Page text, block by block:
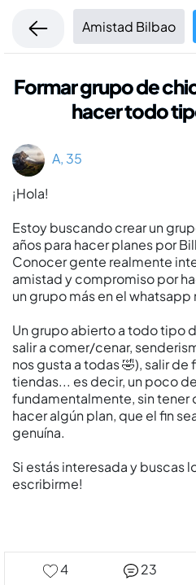
Amistad Bilbao
Formar grupo de
hacer todo
A, 35
¡Hola!
Estoy buscando crear un
años para hacer planes por
Conocer gente realmente
amistad y compromiso por
un grupo más en el whatsapp
Un grupo abierto a todo tipo
salir a comer/cenar,
nos gusta a todas 🤣), salir de
tiendas... es decir, un poco
fundamentalmente, sin tener
hacer algún plan, que el fin
genuína.
Si estás interesada y buscas
escribirme!
4 23